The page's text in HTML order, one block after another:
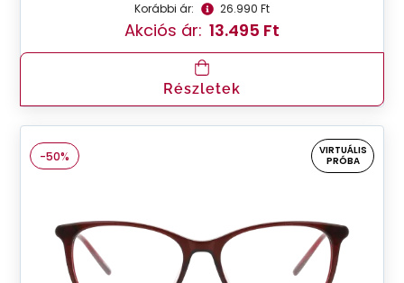
Korábbi ár: 26.990 Ft
Akciós ár: 13.495 Ft
Részletek
-50%
VIRTUÁLIS
PRÓBA